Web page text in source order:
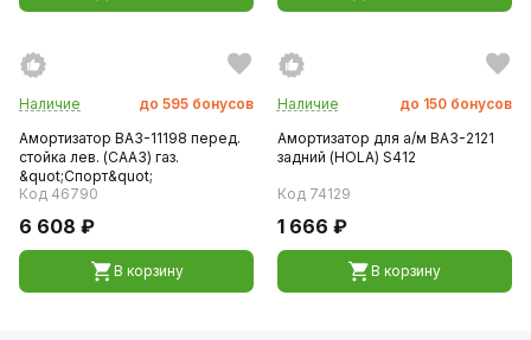
Наличие до 595 бонусов
Амортизатор ВАЗ-11198 перед.
стойка лев. (СААЗ) газ.
&quot;Спорт&quot;
Код 46790
6 608 ₽
В корзину
Наличие до 150 бонусов
Амортизатор для а/м ВАЗ-2121
задний (HOLA) S412
Код 74129
1 666 ₽
В корзину